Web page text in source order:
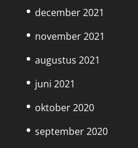
december 2021
november 2021
augustus 2021
juni 2021
oktober 2020
september 2020